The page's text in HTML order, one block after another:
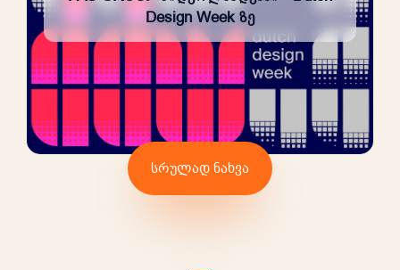
სრულად ნახვა
Design Week ზე